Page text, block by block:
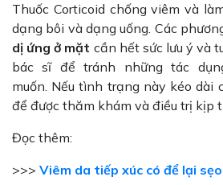
Thuốc Corticoid chống viêm và
dạng bôi và dạng uống. Các
dị ứng ở mặt cần hết sức lưu ý và
bác sĩ để tránh những tác
muốn. Nếu tình trạng này kéo dài
để được thăm khám và điều trị kịp
Đọc thêm:
>>> Viêm da tiếp xúc có để lại